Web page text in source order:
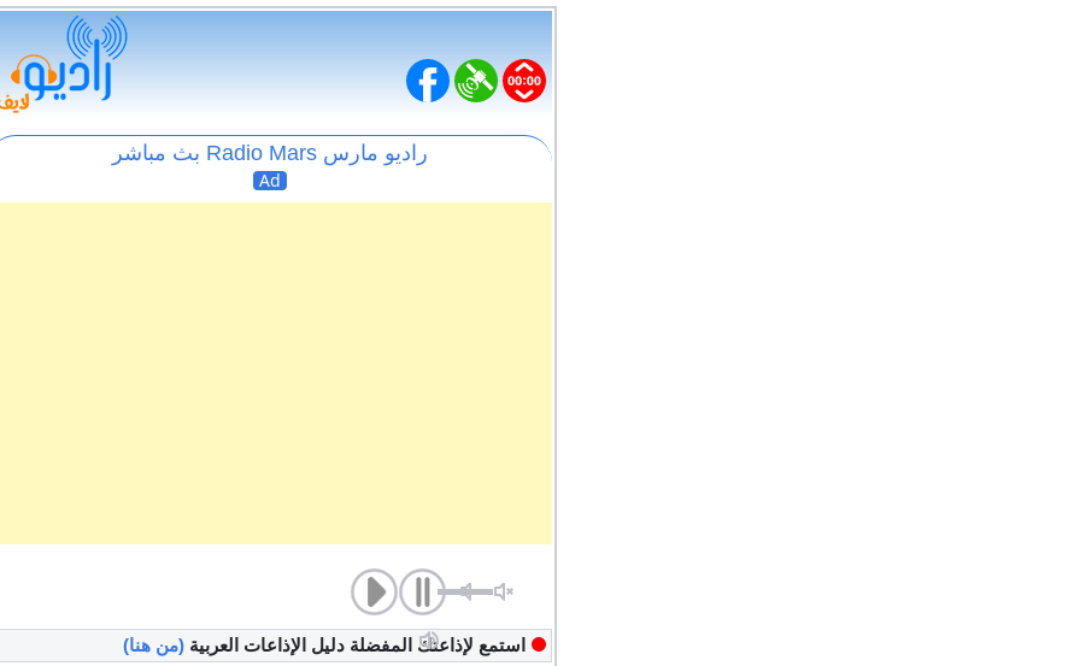
راديو مارس Radio Mars بث مباشر
Ad
استمع لإذاعتك المفضلة دليل الإذاعات العربية (من هنا)